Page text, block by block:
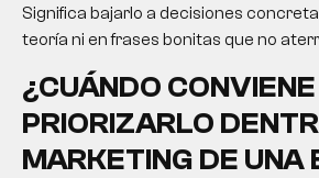
Significa bajarlo a decisiones
teoría ni en frases bonitas que no
¿CUÁNDO CONVIENE
PRIORIZARLO
MARKETING DE UNA